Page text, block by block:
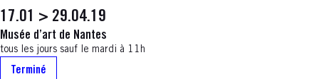
17.01 > 29.04.19
Musée d’art de Nantes
tous les jours sauf le mardi à 11h
Terminé